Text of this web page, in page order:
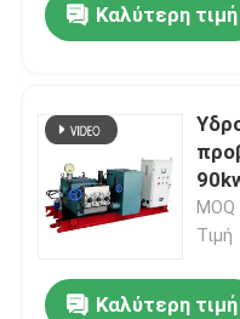
Καλύτερη τιμή
Τιμή
Καλύτερη τιμή